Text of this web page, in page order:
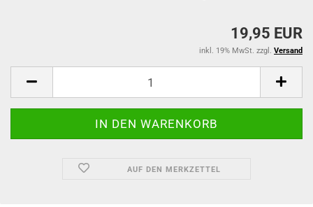
19,95 EUR
inkl. 19% MwSt. zzgl. Versand
AUF DEN MERKZETTEL